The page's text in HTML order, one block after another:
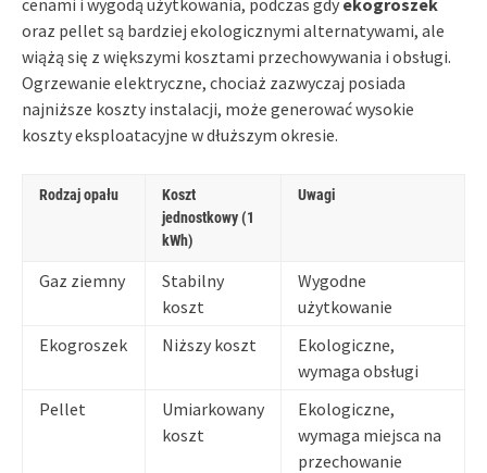
oraz pellet są bardziej ekologicznymi alternatywami, ale
wiążą się z większymi kosztami przechowywania i obsługi.
Ogrzewanie elektryczne, chociaż zazwyczaj posiada
najniższe koszty instalacji, może generować wysokie
koszty eksploatacyjne w dłuższym okresie.
Rodzaj opału
Koszt
jednostkowy (1
kWh)
Uwagi
Gaz ziemny
Stabilny
koszt
Wygodne
użytkowanie
Ekogroszek
Niższy koszt
Ekologiczne,
wymaga obsługi
Pellet
Umiarkowany
koszt
Ekologiczne,
wymaga miejsca na
przechowanie